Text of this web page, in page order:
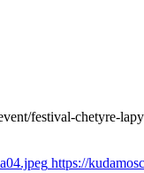
festival-chetyre-
https://